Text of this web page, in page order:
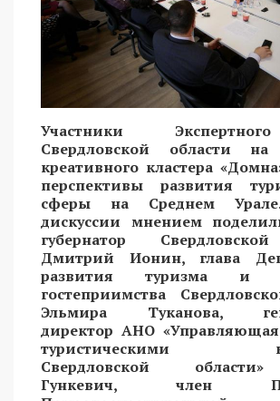
Участники
Свердловской области
креативного кластера
перспективы развития
сферы на Среднем
дискуссии мнением
губернатор
Дмитрий Ионин, глава
развития туризма и
гостеприимства
Эльмира Туканова,
директор АНО
туристическими
Свердловской
Гункевич, член